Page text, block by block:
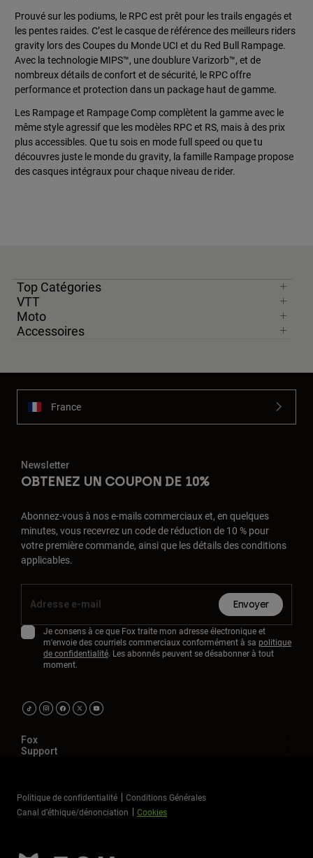
Prouvé sur les podiums, le RPC est prêt pour les trails engagés et
les pentes raides. C’est le casque de référence des meilleurs riders
gravity lors des Coupes du Monde UCI et du Red Bull Rampage.
Avec la technologie MIPS™, une doublure Varizorb™, et de
nombreux détails de confort et de sécurité, le RPC offre
performance et protection dans un package haut de gamme.
Les Rampage et Rampage Comp complètent la gamme avec le
même style agressif que les modèles RPC et RS, mais à des prix
plus accessibles. Que tu sois en mode full speed ou que tu
découvres juste le monde du gravity, la famille Rampage propose
des casques intégraux pour chaque niveau de rider.
Top Catégories
VTT
Moto
Accessoires
France
Newsletter
OBTENEZ UN COUPON DE 10%
Abonnez-vous à nos e-mails commerciaux et, en quelques
minutes, vous recevrez un code de réduction de 10 % pour
votre première commande, ainsi que les détails des conditions
applicables.
Envoyer
Je consens à ce que Fox traite mon adresse électronique et
m'envoie des courriels commerciaux conformément à sa politique
de confidentialité. Les abonnés peuvent se désabonner à tout
moment.
Fox
Support
Politique de confidentialité
Conditions Générales
Canal d’éthique/dénonciation
Cookies